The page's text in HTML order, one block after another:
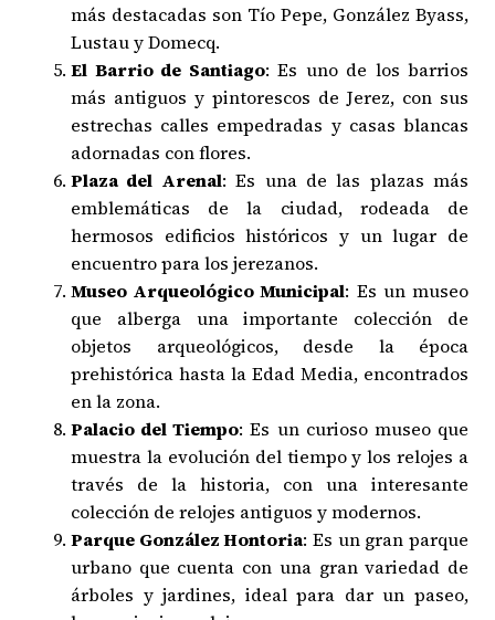
más destacadas son Tío Pepe, González Byass,
Lustau y Domecq.
El Barrio de Santiago: Es uno de los barrios
más antiguos y pintorescos de Jerez, con sus
estrechas calles empedradas y casas blancas
adornadas con flores.
Plaza del Arenal: Es una de las plazas más
emblemáticas de la ciudad, rodeada de
hermosos edificios históricos y un lugar de
encuentro para los jerezanos.
Museo Arqueológico Municipal: Es un museo
que alberga una importante colección de
objetos arqueológicos, desde la época
prehistórica hasta la Edad Media, encontrados
en la zona.
Palacio del Tiempo: Es un curioso museo que
muestra la evolución del tiempo y los relojes a
través de la historia, con una interesante
colección de relojes antiguos y modernos.
Parque González Hontoria: Es un gran parque
urbano que cuenta con una gran variedad de
árboles y jardines, ideal para dar un paseo,